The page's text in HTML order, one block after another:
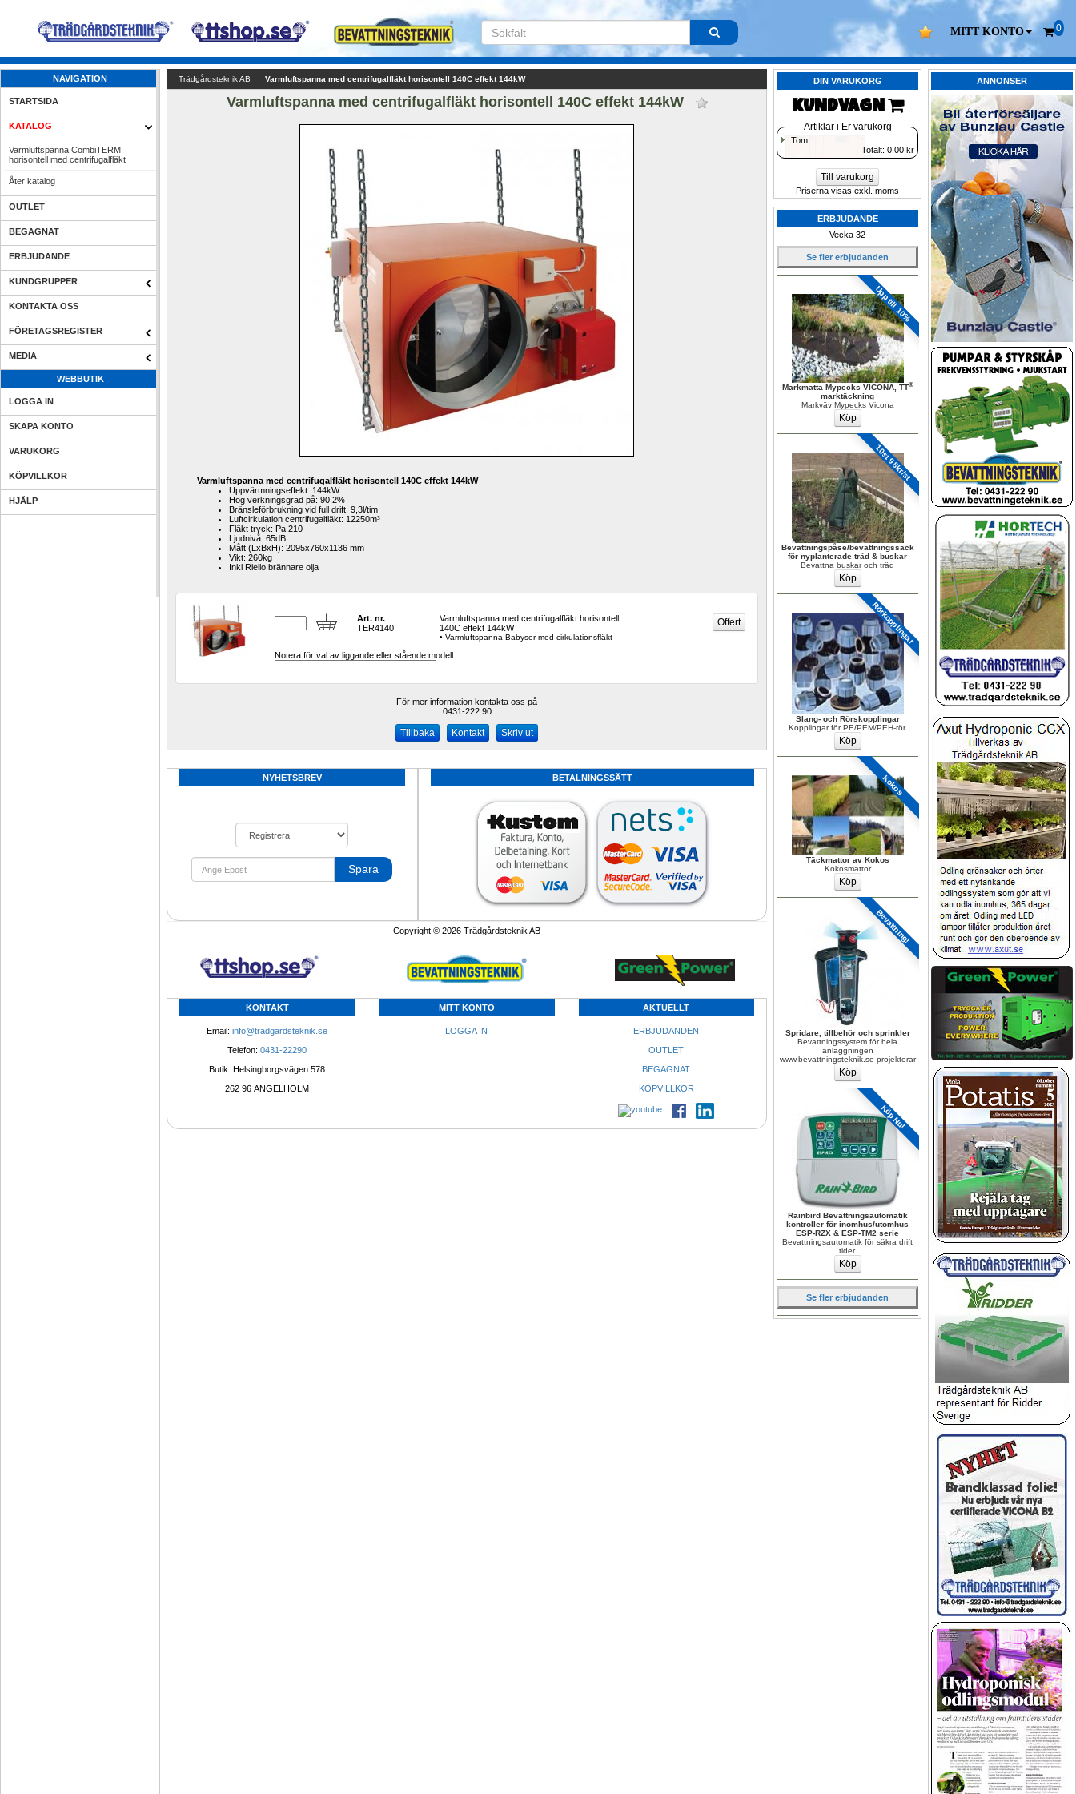
MITT KONTO 0
NAVIGATION
STARTSIDA
KATALOG
Varmluftspanna CombiTERM
horisontell med centrifugalfläkt
Åter katalog
OUTLET
BEGAGNAT
ERBJUDANDE
KUNDGRUPPER
KONTAKTA OSS
FÖRETAGSREGISTER
MEDIA
WEBBUTIK
LOGGA IN
SKAPA KONTO
VARUKORG
KÖPVILLKOR
HJÄLP
ANNONSER
DIN VARUKORG
KUNDVAGN
Artiklar i Er varukorg
Tom
Totalt: 0,00 kr
Till varukorg
Priserna visas exkl. moms
ERBJUDANDE
Vecka 32
Se fler erbjudanden
Upp till 10%
Markmatta Mypecks VICONA, TT®
marktäckning
Markväv Mypecks Vicona
10st 98kr/st
Bevattningspåse/bevattningssäck
för nyplanterade träd & buskar
Bevattna buskar och träd
Rörkopplingar
Slang- och Rörskopplingar
Kopplingar för PE/PEM/PEH-rör.
Kokos
Täckmattor av Kokos
Kokosmattor
Bevattning!
Spridare, tillbehör och sprinkler
Bevattningssystem för hela
anläggningen
www.bevattningsteknik.se projekterar
Köp Nu!
Rainbird Bevattningsautomatik
kontroller för inomhus/utomhus
ESP-RZX & ESP-TM2 serie
Bevattningsautomatik för säkra drift
tider.
Se fler erbjudanden
Trädgårdsteknik AB Varmluftspanna med centrifugalfläkt horisontell 140C effekt 144kW
Varmluftspanna med centrifugalfläkt horisontell 140C effekt 144kW
Varmluftspanna med centrifugalfläkt horisontell 140C effekt 144kW
Uppvärmningseffekt: 144kW
Hög verkningsgrad på: 90,2%
Bränsleförbrukning vid full drift: 9,3l/tim
Luftcirkulation centrifugalfläkt: 12250m³
Fläkt tryck: Pa 210
Ljudnivå: 65dB
Mått (LxBxH): 2095x760x1136 mm
Vikt: 260kg
Inkl Riello brännare olja
Art. nr.
TER4140
Varmluftspanna med centrifugalfläkt horisontell
140C effekt 144kW
• Varmluftspanna Babyser med cirkulationsfläkt
Notera för val av liggande eller stående modell :
För mer information kontakta oss på
0431-222 90
Kontakt Skriv ut
NYHETSBREV
Spara
BETALNINGSSÄTT
Copyright © 2026 Trädgårdsteknik AB
KONTAKT
Email: info@tradgardsteknik.se
Telefon: 0431-22290
Butik: Helsingborgsvägen 578
262 96 ÄNGELHOLM
MITT KONTO
LOGGA IN
AKTUELLT
ERBJUDANDEN
OUTLET
BEGAGNAT
KÖPVILLKOR